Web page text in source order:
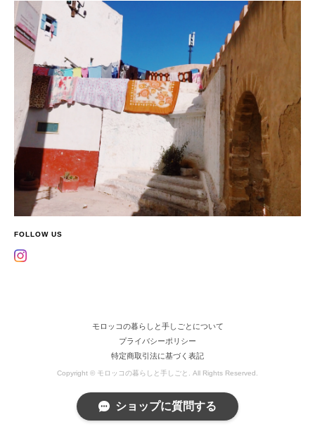
FOLLOW US
モロッコの暮らしと手しごとについて
プライバシーポリシー
特定商取引法に基づく表記
Copyright © モロッコの暮らしと手しごと. All Rights Reserved.
ショップに質問する